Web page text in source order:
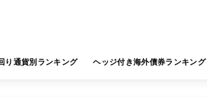
り通貨別ランキング ヘッジ付き海外債券ランキング